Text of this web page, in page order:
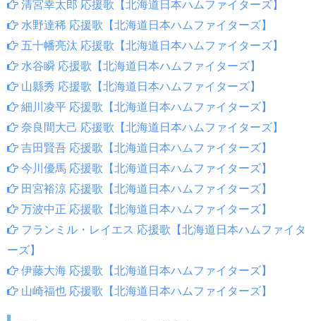
清宮幸太郎 応援歌【北海道日本ハムファイターズ】
水野達稀 応援歌【北海道日本ハムファイターズ】
五十幡亮汰 応援歌【北海道日本ハムファイターズ】
水谷瞬 応援歌【北海道日本ハムファイターズ】
山縣秀 応援歌【北海道日本ハムファイターズ】
細川凌平 応援歌【北海道日本ハムファイターズ】
奈良間大己 応援歌【北海道日本ハムファイターズ】
吉田賢吾 応援歌【北海道日本ハムファイターズ】
今川優馬 応援歌【北海道日本ハムファイターズ】
田宮裕涼 応援歌【北海道日本ハムファイターズ】
万波中正 応援歌【北海道日本ハムファイターズ】
フランミル・レイエス 応援歌【北海道日本ハムファイタ
ーズ】
伊藤大海 応援歌【北海道日本ハムファイターズ】
山崎福也 応援歌【北海道日本ハムファイターズ】